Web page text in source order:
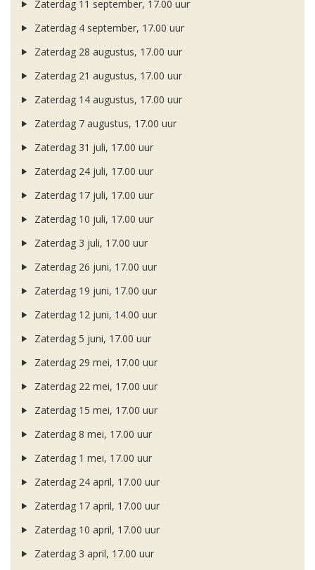
Zaterdag 11 september, 17.00 uur
Zaterdag 4 september, 17.00 uur
Zaterdag 28 augustus, 17.00 uur
Zaterdag 21 augustus, 17.00 uur
Zaterdag 14 augustus, 17.00 uur
Zaterdag 7 augustus, 17.00 uur
Zaterdag 31 juli, 17.00 uur
Zaterdag 24 juli, 17.00 uur
Zaterdag 17 juli, 17.00 uur
Zaterdag 10 juli, 17.00 uur
Zaterdag 3 juli, 17.00 uur
Zaterdag 26 juni, 17.00 uur
Zaterdag 19 juni, 17.00 uur
Zaterdag 12 juni, 14.00 uur
Zaterdag 5 juni, 17.00 uur
Zaterdag 29 mei, 17.00 uur
Zaterdag 22 mei, 17.00 uur
Zaterdag 15 mei, 17.00 uur
Zaterdag 8 mei, 17.00 uur
Zaterdag 1 mei, 17.00 uur
Zaterdag 24 april, 17.00 uur
Zaterdag 17 april, 17.00 uur
Zaterdag 10 april, 17.00 uur
Zaterdag 3 april, 17.00 uur